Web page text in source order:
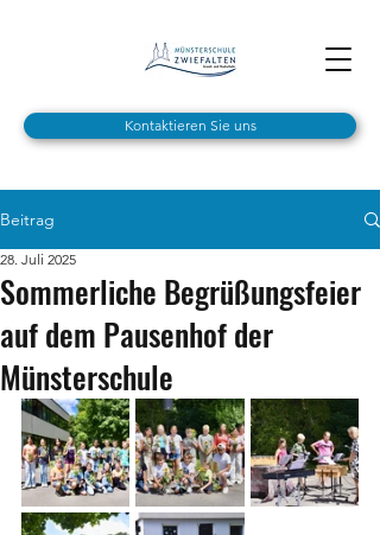
Kontaktieren Sie uns
Beitrag
Sommerliche Begrüßungsfeier
auf dem Pausenhof der
Münsterschule
28. Juli 2025